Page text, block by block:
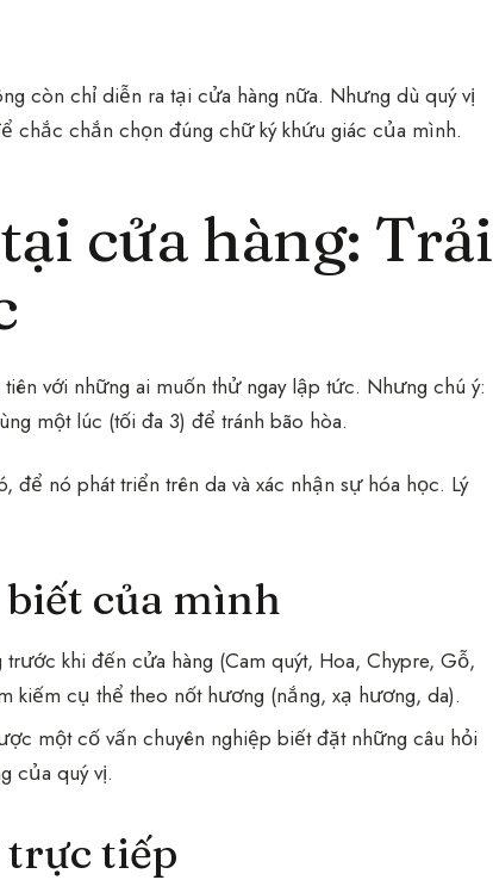
còn chỉ diễn ra tại cửa hàng nữa. Nhưng dù quý vị
chắc chắn chọn đúng chữ ký khứu giác của mình.
cửa hàng: Trải
với những ai muốn thử ngay lập tức. Nhưng chú ý:
một lúc (tối đa 3) để tránh bão hòa.
nó phát triển trên da và xác nhận sự hóa học. Lý
của mình
khi đến cửa hàng (Cam quýt, Hoa, Chypre, Gỗ,
kiếm cụ thể theo nốt hương (nắng, xạ hương, da).
một cố vấn chuyên nghiệp biết đặt những câu hỏi
của quý vị.
trực tiếp